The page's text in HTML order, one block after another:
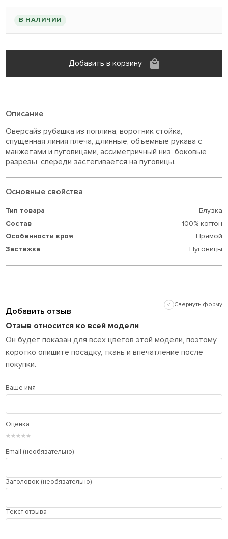
В НАЛИЧИИ
Добавить в корзину
Описание
Оверсайз рубашка из поплина, воротник стойка,
спущенная линия плеча, длинные, объемные рукава с
манжетами и пуговицами, ассиметричный низ, боковые
разрезы, спереди застегивается на пуговицы.
Основные свойства
Тип товара
Блузка
Состав
100% коттон
Особенности кроя
Прямой
Застежка
Пуговицы
Добавить отзыв
✓ Свернуть форму
Отзыв относится ко всей модели
Он будет показан для всех цветов этой модели, поэтому
коротко опишите посадку, ткань и впечатление после
покупки.
Ваше имя
Оценка
★
★
★
★
★
Email (необязательно)
Заголовок (необязательно)
Текст отзыва